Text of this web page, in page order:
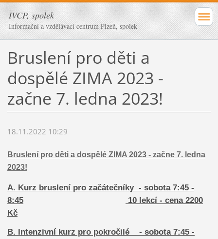
IVCP, spolek
Informační a vzdělávací centrum Plzeň, spolek
Bruslení pro děti a
dospělé ZIMA 2023 -
začne 7. ledna 2023!
18.11.2022 10:29
Bruslení pro děti a dospělé ZIMA 2023 - začne 7. ledna
2023!
A. Kurz bruslení pro začátečníky - sobota 7:45 -
8:45
10 lekcí - cena 2200
Kč
B. Intenzivní kurz pro pokročilé - sobota 7:45 -